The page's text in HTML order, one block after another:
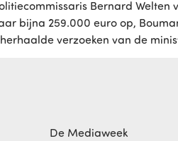
Bernard
bijna 259.000 euro op,
verzoeken van de
De Mediaweek